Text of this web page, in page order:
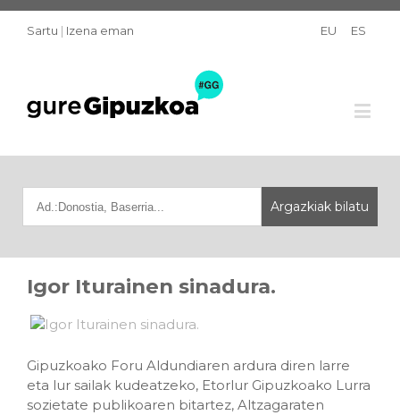
Sartu | Izena eman EU ES
Igor Iturainen sinadura.
Gipuzkoako Foru Aldundiaren ardura diren larre
eta lur sailak kudeatzeko, Etorlur Gipuzkoako Lurra
sozietate publikoaren bitartez, Altzagaraten